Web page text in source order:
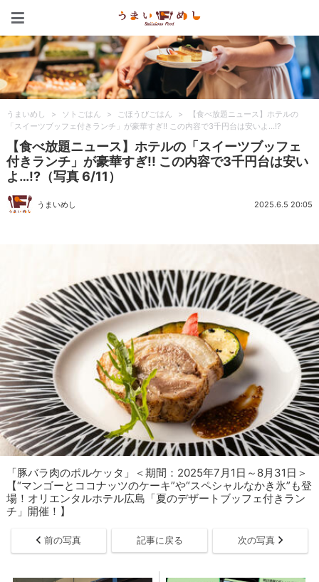
うまいめし > ソトごはん > ごほうびごはん >
【食べ放題ニュース】ホテルの
「スイーツブッフェ付きランチ」が豪華すぎ!! この内容で3千円台は安いよ…!?
【食べ放題ニュース】ホテルの「スイーツブッフェ
付きランチ」が豪華すぎ!! この内容で3千円台は安い
よ…!?（写真 6/11）
うまいめし 2025.6.5 20:05
「豚バラ肉のポルケッタ」＜期間：2025年7月1日～8月31日＞
【“マンゴーとココナッツのケーキ”や“スペシャルなかき氷”も登
場！オリエンタルホテル広島「夏のデザートブッフェ付きラン
チ」開催！】
前の写真 記事に戻る 次の写真